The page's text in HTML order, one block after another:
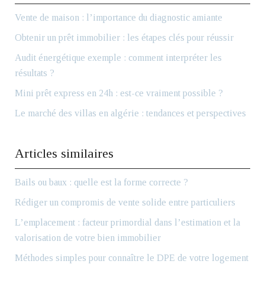
Vente de maison : l’importance du diagnostic amiante
Obtenir un prêt immobilier : les étapes clés pour réussir
Audit énergétique exemple : comment interpréter les
résultats ?
Mini prêt express en 24h : est-ce vraiment possible ?
Le marché des villas en algérie : tendances et perspectives
Articles similaires
Bails ou baux : quelle est la forme correcte ?
Rédiger un compromis de vente solide entre particuliers
L’emplacement : facteur primordial dans l’estimation et la
valorisation de votre bien immobilier
Méthodes simples pour connaître le DPE de votre logement